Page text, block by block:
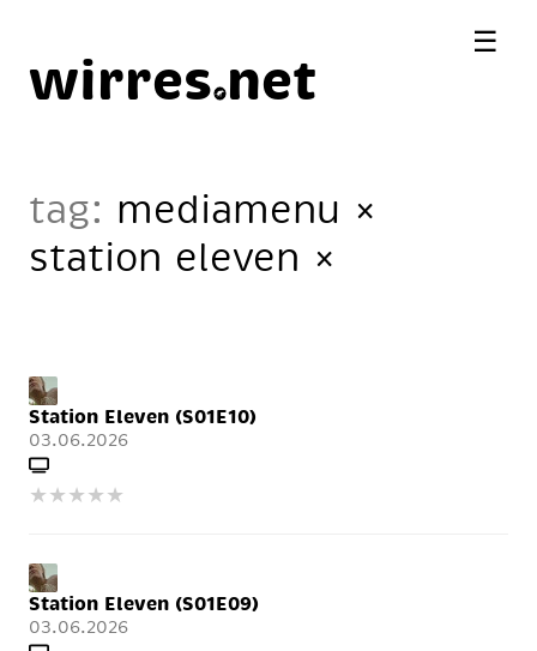
wirres net
tag: mediamenu ×
station eleven ×
Station Eleven (S01E10)
03.06.2026
★ ★ ★ ★ ★
Station Eleven (S01E09)
03.06.2026
☰